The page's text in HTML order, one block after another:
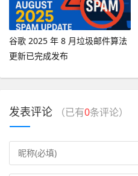
谷歌 2025 年 8 月垃圾邮件算法
更新已完成发布
发表评论 （已有0条评论）